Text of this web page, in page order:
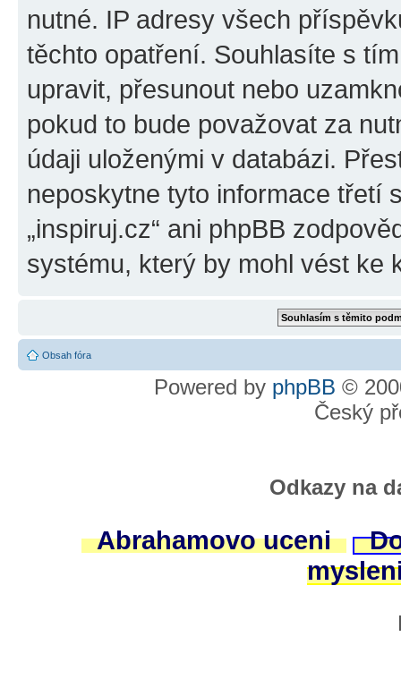
nutné. IP adresy všech
těchto opatření. Souhlasíte s
upravit, přesunout nebo
pokud to bude považovat za
údaji uloženými v databázi.
neposkytne tyto informace třetí
„inspiruj.cz“ ani phpBB
systému, který by mohl vést ke
Obsah fóra
Powered by phpBB ©
Český
Odkazy na
Abrahamovo uceni